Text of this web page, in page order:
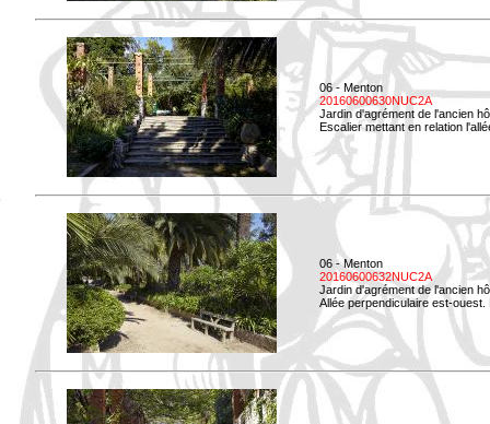
06 - Menton
20160600630NUC2A
Jardin d'agrément de l'ancien
Escalier mettant en relation
06 - Menton
20160600632NUC2A
Jardin d'agrément de l'ancien
Allée perpendiculaire est-ouest.